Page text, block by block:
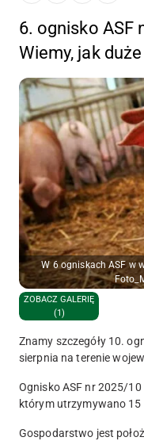
6. ognisko ASF
Wiemy, jak
W 6 ogniskach ASF w
ZOBACZ GALERIĘ
(1)
Znamy szczegóły 10.
sierpnia na terenie
Ognisko ASF nr 2025/
którym utrzymywano 15
Gospodarstwo jest